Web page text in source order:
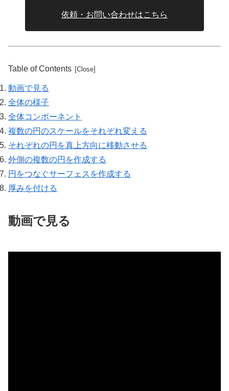
依頼・お問い合わせはこちら
Table of Contents
動画で見る
全体の様子
全体コンポーネント
複数の円のスケールをそれぞれ変える
それぞれの円を真上方向に移動させる
外側の複数の円を作成する
円をつなぐサーフェスを作成する
厚みを付ける
動画で見る